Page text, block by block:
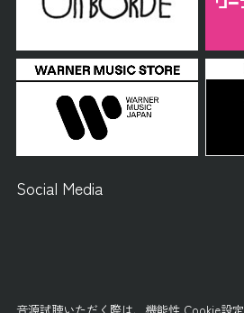
Social Media
音源試聴いただく際は、 機能性 Cookie設定